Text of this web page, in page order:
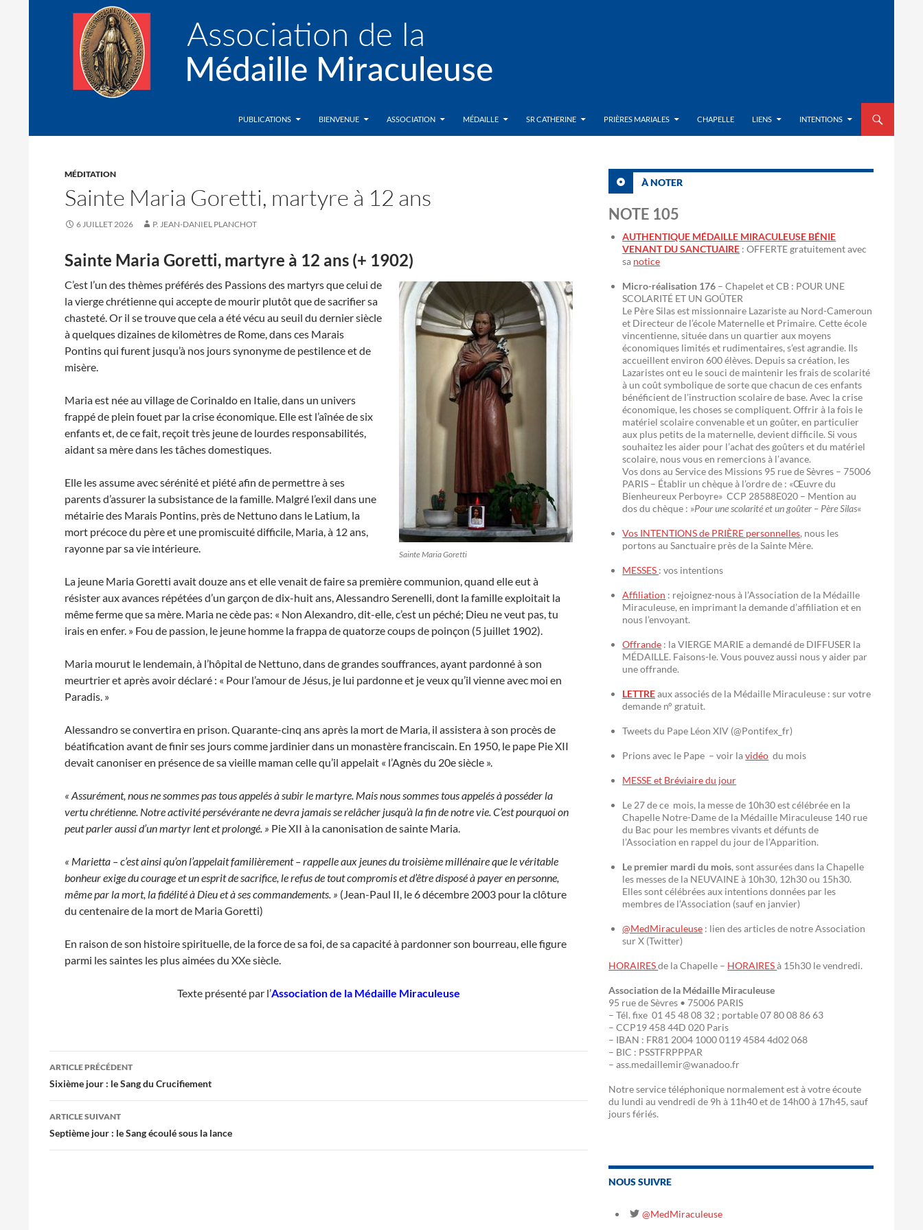
Association de la Médaille MiraculeusePUBLICATIONS
BIENVENUE ASSOCIATION MÉDAILLE SR CATHERINE PRIÈRES MARIALES CHAPELLE LIENS INTENTIONS
MÉDITATION
Sainte Maria Goretti, martyre à 12 ans
6 JUILLET 2026 P. JEAN-DANIEL PLANCHOT
Sainte Maria Goretti, martyre à 12 ans (+ 1902)
Sainte Maria Goretti
C’est l’un des thèmes préférés des Passions des martyrs que celui de
la vierge chrétienne qui accepte de mourir plutôt que de sacrifier sa
chasteté. Or il se trouve que cela a été vécu au seuil du dernier siècle
à quelques dizaines de kilomètres de Rome, dans ces Marais
Pontins qui furent jusqu’à nos jours synonyme de pestilence et de
misère.
Maria est née au village de Corinaldo en Italie, dans un univers
frappé de plein fouet par la crise économique. Elle est l’aînée de six
enfants et, de ce fait, reçoit très jeune de lourdes responsabilités,
aidant sa mère dans les tâches domestiques.
Elle les assume avec sérénité et piété afin de permettre à ses
parents d’assurer la subsistance de la famille. Malgré l’exil dans une
métairie des Marais Pontins, près de Nettuno dans le Latium, la
mort précoce du père et une promiscuité difficile, Maria, à 12 ans,
rayonne par sa vie intérieure.
La jeune Maria Goretti avait douze ans et elle venait de faire sa première communion, quand elle eut à
résister aux avances répétées d’un garçon de dix-huit ans, Alessandro Serenelli, dont la famille exploitait la
même ferme que sa mère. Maria ne cède pas: « Non Alexandro, dit-elle, c’est un péché; Dieu ne veut pas, tu
irais en enfer. » Fou de passion, le jeune homme la frappa de quatorze coups de poinçon (5 juillet 1902).
Maria mourut le lendemain, à l’hôpital de Nettuno, dans de grandes souffrances, ayant pardonné à son
meurtrier et après avoir déclaré : « Pour l’amour de Jésus, je lui pardonne et je veux qu’il vienne avec moi en
Paradis. »
Alessandro se convertira en prison. Quarante-cinq ans après la mort de Maria, il assistera à son procès de
béatification avant de finir ses jours comme jardinier dans un monastère franciscain. En 1950, le pape Pie XII
devait canoniser en présence de sa vieille maman celle qu’il appelait « l’Agnès du 20e siècle ».
« Assurément, nous ne sommes pas tous appelés à subir le martyre. Mais nous sommes tous appelés à posséder la
vertu chrétienne. Notre activité persévérante ne devra jamais se relâcher jusqu’à la fin de notre vie. C’est pourquoi on
peut parler aussi d’un martyr lent et prolongé. » Pie XII à la canonisation de sainte Maria.
« Marietta – c’est ainsi qu’on l’appelait familièrement – rappelle aux jeunes du troisième millénaire que le véritable
bonheur exige du courage et un esprit de sacrifice, le refus de tout compromis et d’être disposé à payer en personne,
même par la mort, la fidélité à Dieu et à ses commandements. » (Jean-Paul II, le 6 décembre 2003 pour la clôture
du centenaire de la mort de Maria Goretti)
En raison de son histoire spirituelle, de la force de sa foi, de sa capacité à pardonner son bourreau, elle figure
parmi les saintes les plus aimées du XXe siècle.
Texte présenté par l’Association de la Médaille Miraculeuse
Navigation
des
articles
ARTICLE PRÉCÉDENT
Sixième jour : le Sang du Crucifiement
ARTICLE SUIVANT
Septième jour : le Sang écoulé sous la lance
À NOTER
NOTE 105
AUTHENTIQUE MÉDAILLE MIRACULEUSE BÉNIE
VENANT DU SANCTUAIRE : OFFERTE gratuitement avec
sa notice
Micro-réalisation 176 – Chapelet et CB : POUR UNE
SCOLARITÉ ET UN GOÛTER
Le Père Silas est missionnaire Lazariste au Nord-Cameroun
et Directeur de l’école Maternelle et Primaire. Cette école
vincentienne, située dans un quartier aux moyens
économiques limités et rudimentaires, s’est agrandie. Ils
accueillent environ 600 élèves. Depuis sa création, les
Lazaristes ont eu le souci de maintenir les frais de scolarité
à un coût symbolique de sorte que chacun de ces enfants
bénéficient de l’instruction scolaire de base. Avec la crise
économique, les choses se compliquent. Offrir à la fois le
matériel scolaire convenable et un goûter, en particulier
aux plus petits de la maternelle, devient difficile. Si vous
souhaitez les aider pour l’achat des goûters et du matériel
scolaire, nous vous en remercions à l’avance.
Vos dons au Service des Missions 95 rue de Sèvres – 75006
PARIS – Établir un chèque à l’ordre de : «Œuvre du
Bienheureux Perboyre» CCP 28588E020 – Mention au
dos du chèque : »Pour une scolarité et un goûter – Père Silas«
Vos INTENTIONS de PRIÈRE personnelles, nous les
portons au Sanctuaire près de la Sainte Mère.
MESSES : vos intentions
Affiliation : rejoignez-nous à l’Association de la Médaille
Miraculeuse, en imprimant la demande d’affiliation et en
nous l’envoyant.
Offrande : la VIERGE MARIE a demandé de DIFFUSER la
MÉDAILLE. Faisons-le. Vous pouvez aussi nous y aider par
une offrande.
LETTREaux associés de la Médaille Miraculeuse : sur votre
demande n° gratuit.
Tweets du Pape Léon XIV (@Pontifex_fr)
Prions avec le Pape – voir lavidéo du mois
MESSE et Bréviaire du jour
Le 27 de ce mois, la messe de 10h30 est célébrée en la
Chapelle Notre-Dame de la Médaille Miraculeuse 140 rue
du Bac pour les membres vivants et défunts de
l’Association en rappel du jour de l’Apparition.
Le premier mardi du mois, sont assurées dans la Chapelle
les messes de la NEUVAINE à 10h30, 12h30 ou 15h30.
Elles sont célébrées aux intentions données par les
membres de l’Association (sauf en janvier)
@MedMiraculeuse : lien des articles de notre Association
sur X (Twitter)
HORAIRESde la Chapelle – HORAIRESà 15h30 le vendredi.
Association de la Médaille Miraculeuse
95 rue de Sèvres • 75006 PARIS
– Tél. fixe 01 45 48 08 32 ; portable 07 80 08 86 63
– CCP19 458 44D 020 Paris
– IBAN : FR81 2004 1000 0119 4584 4d02 068
– BIC : PSSTFRPPPAR
– ass.medaillemir@wanadoo.fr
Notre service téléphonique normalement est à votre écoute
du lundi au vendredi de 9h à 11h40 et de 14h00 à 17h45, sauf
jours fériés.
NOUS SUIVRE
@MedMiraculeuse